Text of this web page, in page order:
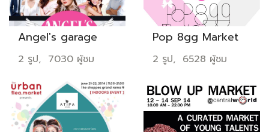
Angel's garage
2 รูป, 7030 ผู้ชม
Pop 8gg Market
2 รูป, 6528 ผู้ชม